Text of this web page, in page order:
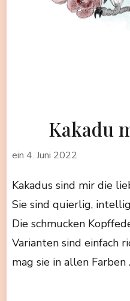
Kakadu
ein 4. Juni 2022
Kakadus sind mir die
Sie sind quierlig,
Die schmucken
Varianten sind einfach
mag sie in allen Farben